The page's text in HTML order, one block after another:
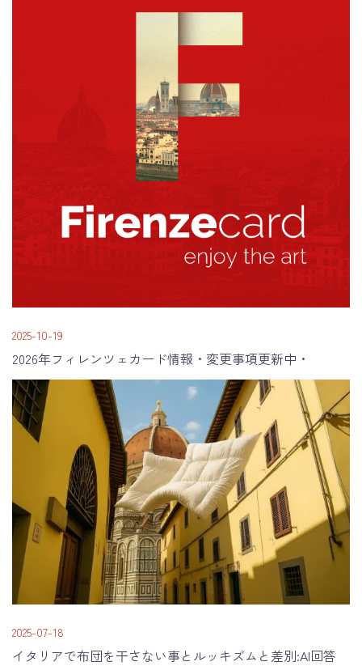
2025-10-19
2026年フィレンツェカード情報・変更事項更新中・
2025-07-18
イタリアで布団を干さない事とルッキズムと差別:AI回答